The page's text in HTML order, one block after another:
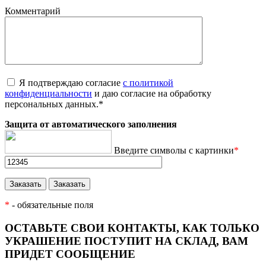
Комментарий
Я подтверждаю согласие с политикой
конфиденциальности и даю согласие на обработку
персональных данных.*
Защита от автоматического заполнения
Введите символы с картинки*
* - обязательные поля
ОСТАВЬТЕ СВОИ КОНТАКТЫ, КАК ТОЛЬКО
УКРАШЕНИЕ ПОСТУПИТ НА СКЛАД, ВАМ
ПРИДЕТ СООБЩЕНИЕ